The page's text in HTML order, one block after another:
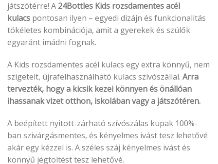
játszótérre! A 24Bottles Kids rozsdamentes acél
kulacs pontosan ilyen – egyedi dizájn és funkcionalitás
tökéletes kombinációja, amit a gyerekek és szülők
egyaránt imádni fognak.
A Kids rozsdamentes acél kulacs egy extra könnyű, nem
szigetelt, újrafelhasználható kulacs szívószállal. Arra
tervezték, hogy a kicsik kezei könnyen és önállóan
ihassanak vizet otthon, iskolában vagy a játszótéren.
A beépített nyitott-zárható szívószálas kupak 100%-
ban szivárgásmentes, és kényelmes ivást tesz lehetővé
akár egy kézzel is. A széles száj kényelmes ivást és
könnyű jégtöltést tesz lehetővé.